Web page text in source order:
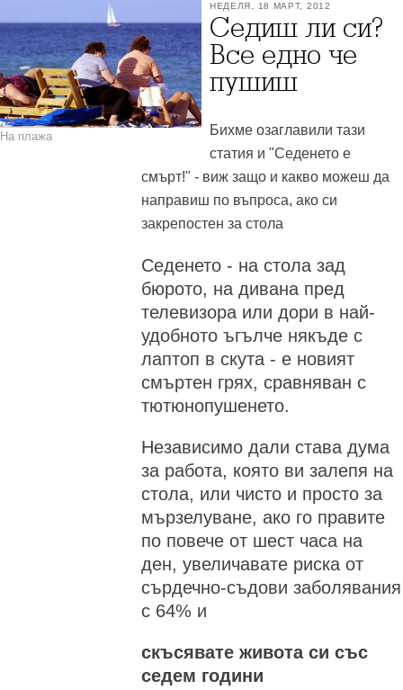
НЕДЕЛЯ, 18 МАРТ, 2012
Седиш ли си?
Все едно че
пушиш
На плажа
Бихме озаглавили тази
статия и "Седенето е
смърт!" - виж защо и какво можеш да
направиш по въпроса, ако си
закрепостен за стола
Седенето - на стола зад
бюрото, на дивана пред
телевизора или дори в най-
удобното ъгълче някъде с
лаптоп в скута - е новият
смъртен грях, сравняван с
тютюнопушенето.
Независимо дали става дума
за работа, която ви залепя на
стола, или чисто и просто за
мързелуване, ако го правите
по повече от шест часа на
ден, увеличавате риска от
сърдечно-съдови заболявания
с 64% и
скъсявате живота си със
седем години